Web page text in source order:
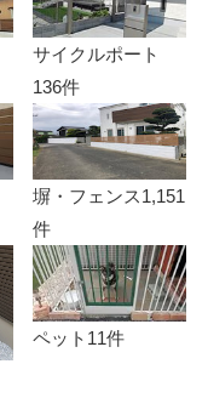
サイクルポート
136件
塀・フェンス1,151
件
ペット 11件